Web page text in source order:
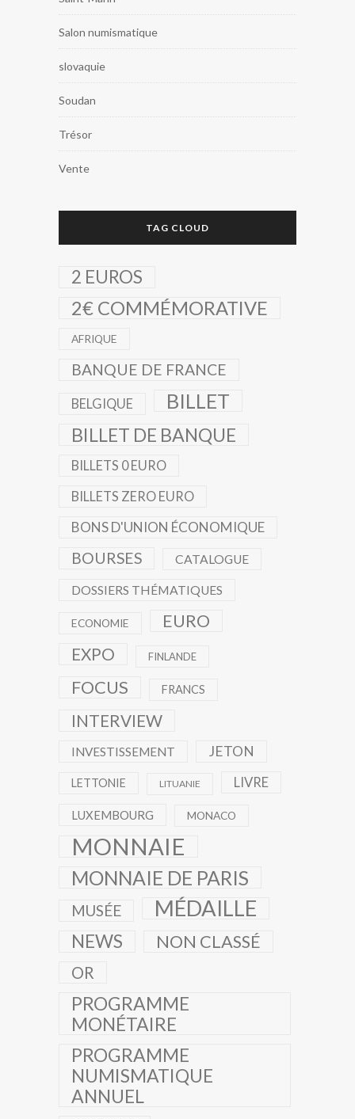
Salon numismatique
slovaquie
Soudan
Trésor
Vente
TAG CLOUD
2 EUROS
2€ COMMÉMORATIVE
AFRIQUE
BANQUE DE FRANCE
BELGIQUE BILLET
BILLET DE BANQUE
BILLETS 0 EURO
BILLETS ZERO EURO
BONS D'UNION ÉCONOMIQUE
BOURSES CATALOGUE
DOSSIERS THÉMATIQUES
ECONOMIE EURO
EXPO FINLANDE
FOCUS FRANCS
INTERVIEW
INVESTISSEMENT JETON
LETTONIE LITUANIE LIVRE
LUXEMBOURG MONACO
MONNAIE
MONNAIE DE PARIS
MUSÉE MÉDAILLE
NEWS NON CLASSÉ
OR
PROGRAMME
MONÉTAIRE
PROGRAMME
NUMISMATIQUE
ANNUEL